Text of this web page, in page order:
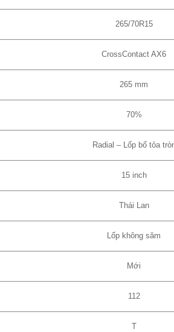
265/70R15
CrossContact AX6
265 mm
70%
Radial – Lốp bố tỏa
15 inch
Thái Lan
Lốp không săm
Mới
112